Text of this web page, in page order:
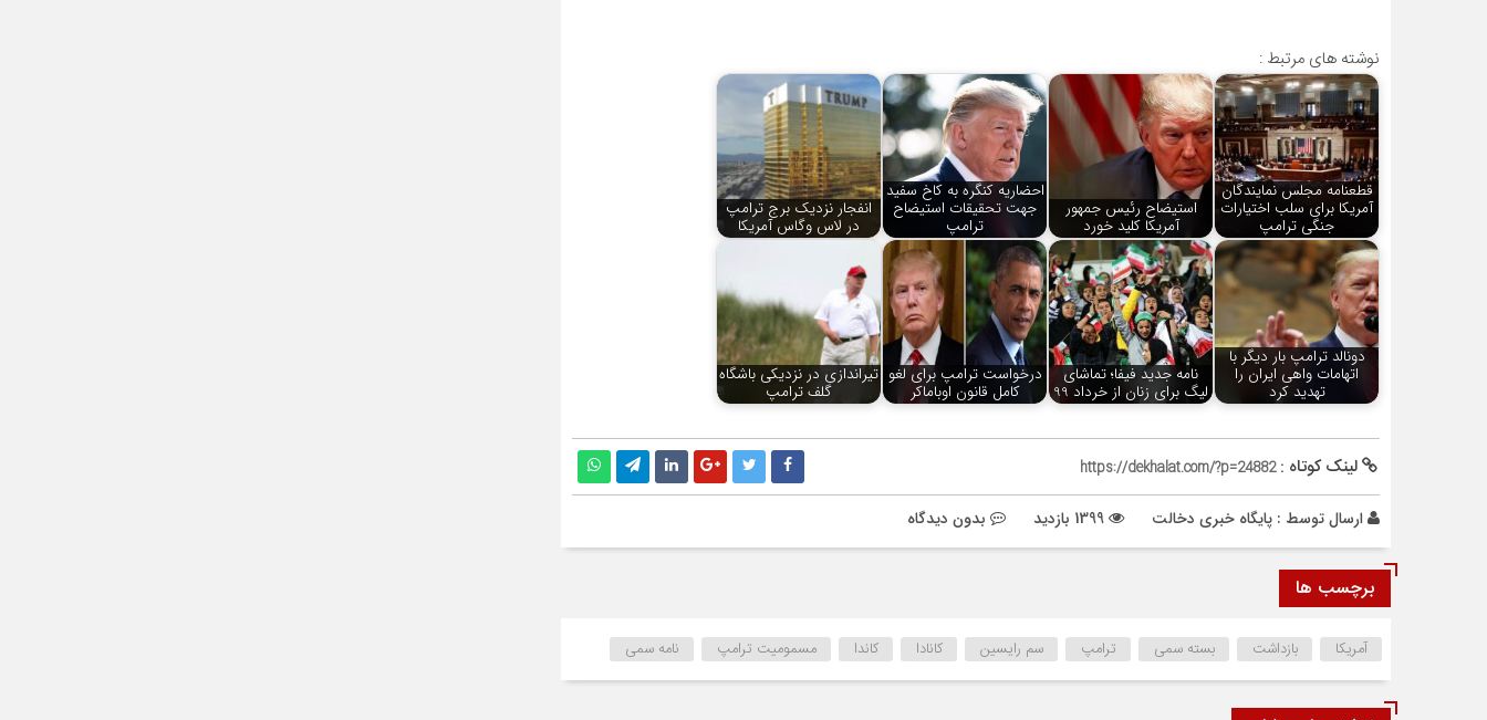
نوشته های مرتبط :
قطعنامه مجلس نمایندگان
آمریکا برای سلب اختیارات
جنگی ترامپ
استیضاح رئیس جمهور
آمریکا کلید خورد
احضاریه کنگره به کاخ سفید
جهت تحقیقات استیضاح
ترامپ
انفجار نزدیک برج ترامپ
در لاس وگاس آمریکا
دونالد ترامپ بار دیگر با
اتهامات واهی ایران را
تهدید کرد
نامه جدید فیفا؛ تماشای
لیگ برای زنان از خرداد 99
درخواست ترامپ برای لغو
کامل قانون اوباماکر
تیراندازی در نزدیکی باشگاه
گلف ترامپ
لینک کوتاه :https://dekhalat.com/?p=24882
ارسال توسط : پایگاه خبری دخالت بدون دیدگاه
برچسب ها
آمریکا بازداشت بسته سمی ترامپ سم رایسین کانادا کاندا مسمومیت ترامپ نامه سمی